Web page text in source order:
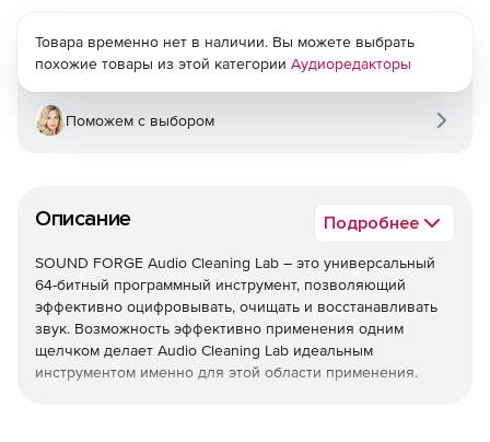
Описание Подробнее
SOUND FORGE Audio Cleaning Lab – это универсальный
64-битный программный инструмент, позволяющий
эффективно оцифровывать, очищать и восстанавливать
звук. Возможность эффективно применения одним
щелчком делает Audio Cleaning Lab идеальным
инструментом именно для этой области применения.
Товара временно нет в наличии. Вы можете выбрать
похожие товары из этой категории Аудиоредакторы
Поможем с выбором